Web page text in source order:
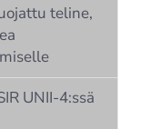
teline,
UNII‑4:ssä